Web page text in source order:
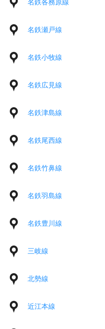
名鉄各務原線
名鉄瀬戸線
名鉄小牧線
名鉄広見線
名鉄津島線
名鉄尾西線
名鉄竹鼻線
名鉄羽島線
名鉄豊川線
三岐線
北勢線
近江本線